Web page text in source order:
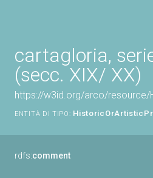
cartagloria,
(secc. XIX/ XX)
https://w3id.org/arco/resource/
ENTITÀ DI TIPO:
rdfs:comment